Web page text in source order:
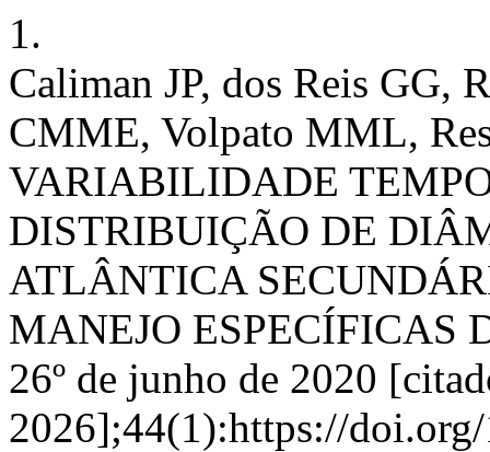
1.
Caliman JP, dos Reis GG,
CMME, Volpato MML,
VARIABILIDADE
DISTRIBUIÇÃO DE
ATLÂNTICA
MANEJO ESPECÍFICAS
26º de junho de 2020
2026];44(1):https://